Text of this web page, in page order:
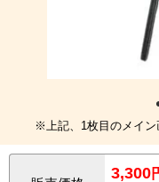
※上記、1枚目のメイン
3,300